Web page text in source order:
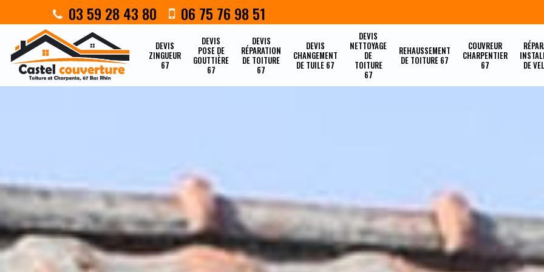
03 59 28 43 80 06 75 76 98 51
DEVIS
ZINGUEUR
67
DEVIS
POSE DE
GOUTTIÈRE
67
DEVIS
RÉPARATION
DE TOITURE
67
DEVIS
CHANGEMENT
DE TUILE 67
DEVIS
NETTOYAGE
DE
TOITURE
67
REHAUSSEMENT
DE TOITURE 67
COUVREUR
CHARPENTIER
67
DE